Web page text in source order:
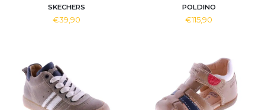
SKECHERS
€39,90
POLDINO
€115,90